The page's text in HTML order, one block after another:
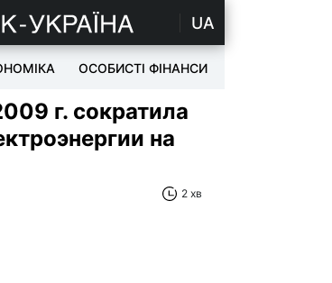
UA
ОСОБИСТІ ФІНАНСИ
г. сократила
на
2 хв